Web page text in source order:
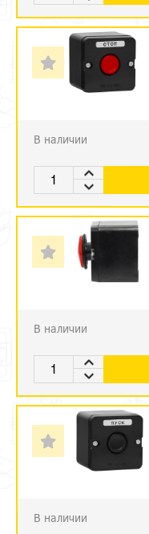
В наличии
В наличии
В наличии